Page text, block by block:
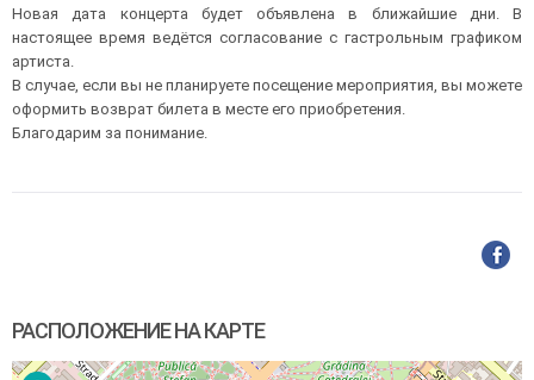
Новая дата концерта будет объявлена в ближайшие дни. В
настоящее время ведётся согласование с гастрольным графиком
артиста.
В случае, если вы не планируете посещение мероприятия, вы можете
оформить возврат билета в месте его приобретения.
Благодарим за понимание.
РАСПОЛОЖЕНИЕ НА КАРТЕ